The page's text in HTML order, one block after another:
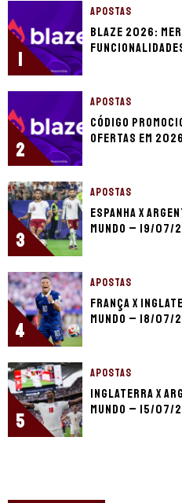
1
APOSTAS
Blaze 2026:
2
APOSTAS
Código
ofertas em 2026
3
APOSTAS
Espanha x
Mundo – 19/07/
4
APOSTAS
França x
Mundo – 18/07/
5
APOSTAS
Inglaterra x
Mundo – 15/07/